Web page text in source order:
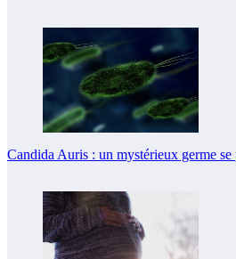
Candida Auris : un mystérieux germe se